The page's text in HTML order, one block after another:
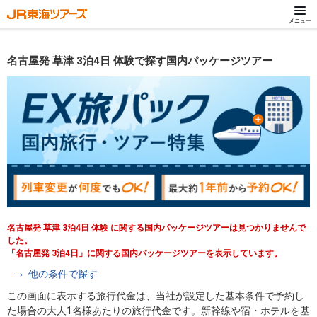
メニュー
名古屋発 草津 3泊4日 体験で探す国内パッケージツアー
名古屋発 草津 3泊4日 体験 に関する国内パッケージツアーは見つかりませんで
した。
「名古屋発 3泊4日」に関する国内パッケージツアーを表示しています。
他の条件で探す
この画面に表示する旅行代金は、当社が設定した基本条件で予約し
た場合の大人1名様あたりの旅行代金です。新幹線や宿・ホテルを基